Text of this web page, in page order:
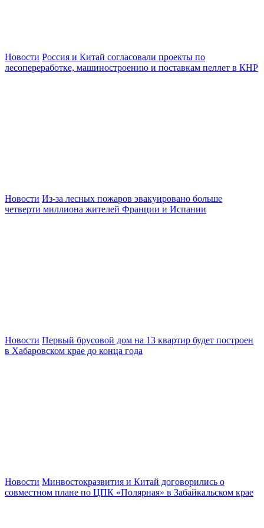
Новости Россия и Китай согласовали проекты по
лесопереработке, машиностроению и поставкам пеллет в КНР
Новости Из-за лесных пожаров эвакуировано больше
четверти миллиона жителей Франции и Испании
Новости Первый брусовой дом на 13 квартир будет построен
в Хабаровском крае до конца года
Новости Минвостокразвития и Китай договорились о
совместном плане по ЦПК «Полярная» в Забайкальском крае